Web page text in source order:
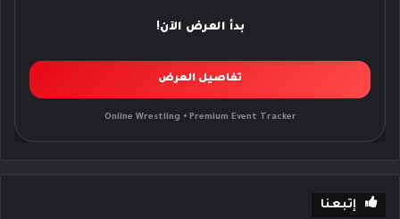
بدأ العرض الآن!
تفاصيل العرض
Online Wrestling • Premium Event Tracker
إتبعنا